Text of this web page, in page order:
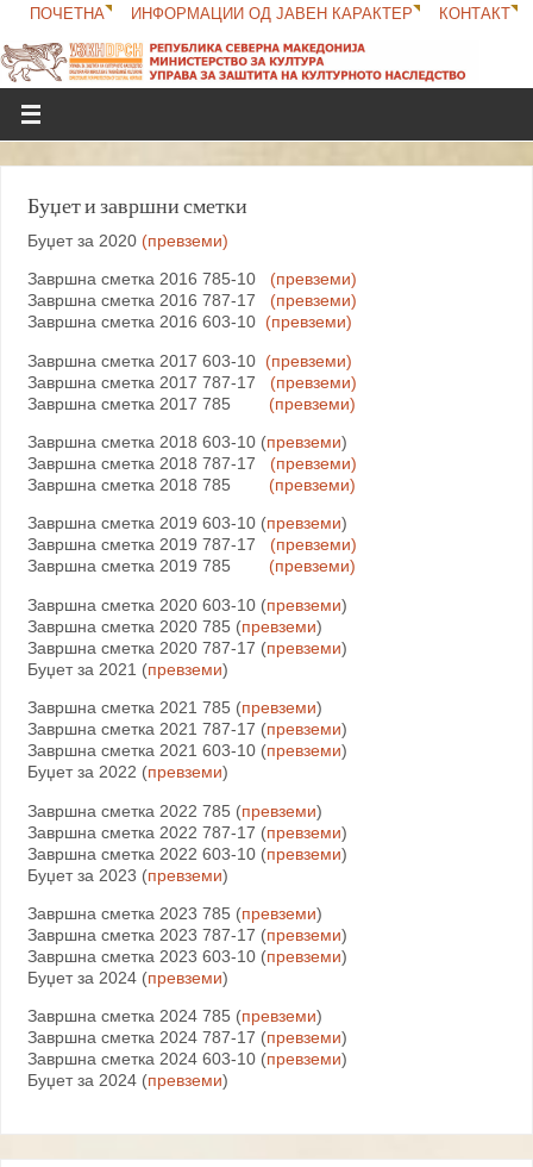
ПОЧЕТНА ИНФОРМАЦИИ ОД ЈАВЕН КАРАКТЕР КОНТАКТ
Буџет и завршни сметки
Буџет за 2020 (превземи)
Завршна сметка 2016 785-10 (превземи)
Завршна сметка 2016 787-17 (превземи)
Завршна сметка 2016 603-10 (превземи)
Завршна сметка 2017 603-10 (превземи)
Завршна сметка 2017 787-17 (превземи)
Завршна сметка 2017 785 (превземи)
Завршна сметка 2018 603-10 (превземи)
Завршна сметка 2018 787-17 (превземи)
Завршна сметка 2018 785 (превземи)
Завршна сметка 2019 603-10 (превземи)
Завршна сметка 2019 787-17 (превземи)
Завршна сметка 2019 785 (превземи)
Завршна сметка 2020 603-10 (превземи)
Завршна сметка 2020 785 (превземи)
Завршна сметка 2020 787-17 (превземи)
Буџет за 2021 (превземи)
Завршна сметка 2021 785 (превземи)
Завршна сметка 2021 787-17 (превземи)
Завршна сметка 2021 603-10 (превземи)
Буџет за 2022 (превземи)
Завршна сметка 2022 785 (превземи)
Завршна сметка 2022 787-17 (превземи)
Завршна сметка 2022 603-10 (превземи)
Буџет за 2023 (превземи)
Завршна сметка 2023 785 (превземи)
Завршна сметка 2023 787-17 (превземи)
Завршна сметка 2023 603-10 (превземи)
Буџет за 2024 (превземи)
Завршна сметка 2024 785 (превземи)
Завршна сметка 2024 787-17 (превземи)
Завршна сметка 2024 603-10 (превземи)
Буџет за 2024 (превземи)